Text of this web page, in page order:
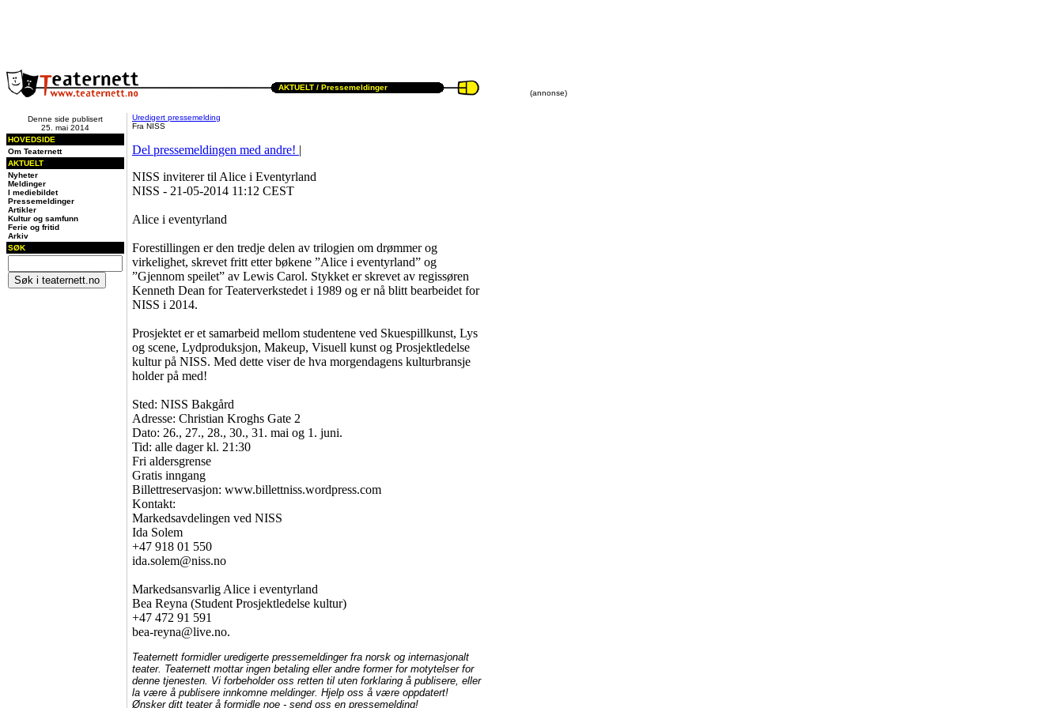
AKTUELT / Pressemeldinger
(annonse)
Denne side publisert
25. mai 2014
HOVEDSIDE
Om Teaternett
AKTUELT
Nyheter
Meldinger
I mediebildet
Pressemeldinger
Artikler
Kultur og samfunn
Ferie og fritid
Arkiv
SØK
Uredigert pressemelding
Fra NISS
Del pressemeldingen med andre! |
NISS inviterer til Alice i Eventyrland
NISS - 21-05-2014 11:12 CEST
Alice i eventyrland
Forestillingen er den tredje delen av trilogien om drømmer og
virkelighet, skrevet fritt etter bøkene ”Alice i eventyrland” og
”Gjennom speilet” av Lewis Carol. Stykket er skrevet av regissøren
Kenneth Dean for Teaterverkstedet i 1989 og er nå blitt bearbeidet for
NISS i 2014.
Prosjektet er et samarbeid mellom studentene ved Skuespillkunst, Lys
og scene, Lydproduksjon, Makeup, Visuell kunst og Prosjektledelse
kultur på NISS. Med dette viser de hva morgendagens kulturbransje
holder på med!
Sted: NISS Bakgård
Adresse: Christian Kroghs Gate 2
Dato: 26., 27., 28., 30., 31. mai og 1. juni.
Tid: alle dager kl. 21:30
Fri aldersgrense
Gratis inngang
Billettreservasjon: www.billettniss.wordpress.com
Kontakt:
Markedsavdelingen ved NISS
Ida Solem
+47 918 01 550
ida.solem@niss.no
Markedsansvarlig Alice i eventyrland
Bea Reyna (Student Prosjektledelse kultur)
+47 472 91 591
bea-reyna@live.no.
Teaternett formidler uredigerte pressemeldinger fra norsk og internasjonalt
teater. Teaternett mottar ingen betaling eller andre former for motytelser for
denne tjenesten. Vi forbeholder oss retten til uten forklaring å publisere, eller
la være å publisere innkomne meldinger. Hjelp oss å være oppdatert!
Ønsker ditt teater å formidle noe - send oss en pressemelding!